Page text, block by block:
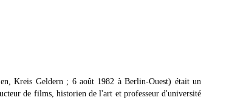
Kreis Geldern ; 6 août 1982 à Berlin-Ouest) était un
de films, historien de l'art et professeur d'université